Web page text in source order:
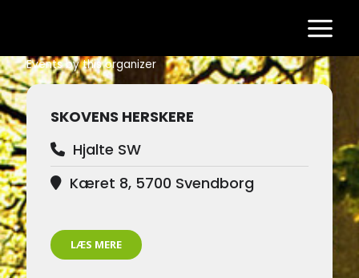
Events by this organizer
SKOVENS HERSKERE
Hjalte SW
Kæret 8, 5700 Svendborg
LÆS MERE